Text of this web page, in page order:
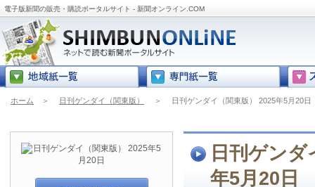
電子版新聞の販売・購読ポータルサイト - 新聞オンライン.COM
ホーム ＞ 日刊ゲンダイ（関東版） ＞ 日刊ゲンダイ（関東版） 2025年5月20日
日刊ゲン
年5月20日